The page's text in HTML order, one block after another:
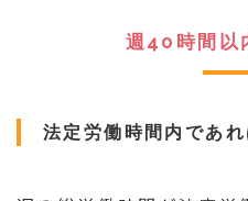
週40時間以
法定労働時間内であ